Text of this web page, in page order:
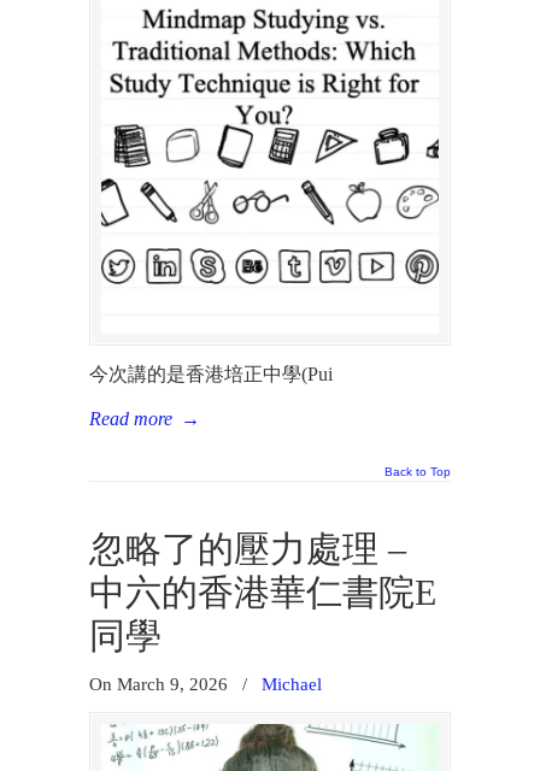
今次講的是香港培正中學(Pui
Read more →
Back to Top
忽略了的壓力處理 –
中六的香港華仁書院E
同學
On March 9, 2026 / Michael